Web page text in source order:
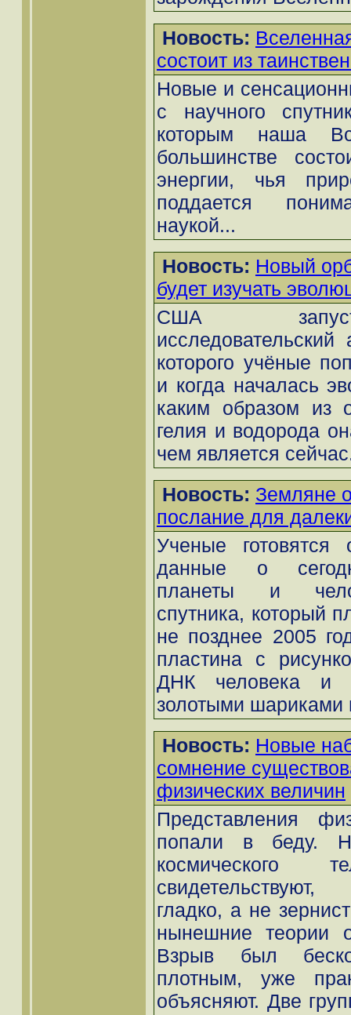
Новость:
состоит из
Новые и
с научного
которым наша
большинстве
энергии, чья
поддается
наукой...
Новость: Новый
будет изучать
США
которого учёные
и когда началась
каким образом из
гелия и водорода
чем является
Новость: Земляне
послание для
Ученые готовятся
данные о
планеты и
спутника, который
не позднее 2005
пластина с
ДНК человека и
золотыми шариками
Новость: Новые
сомнение
физических величин
Представления
попали в беду.
космического
гладко, а не
нынешние теории
Взрыв был
плотным, уже
объясняют. Две